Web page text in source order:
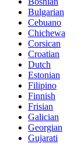
Bulgarian
Cebuano
Chichewa
Corsican
Croatian
Dutch
Estonian
Filipino
Finnish
Frisian
Galician
Georgian
Gujarati